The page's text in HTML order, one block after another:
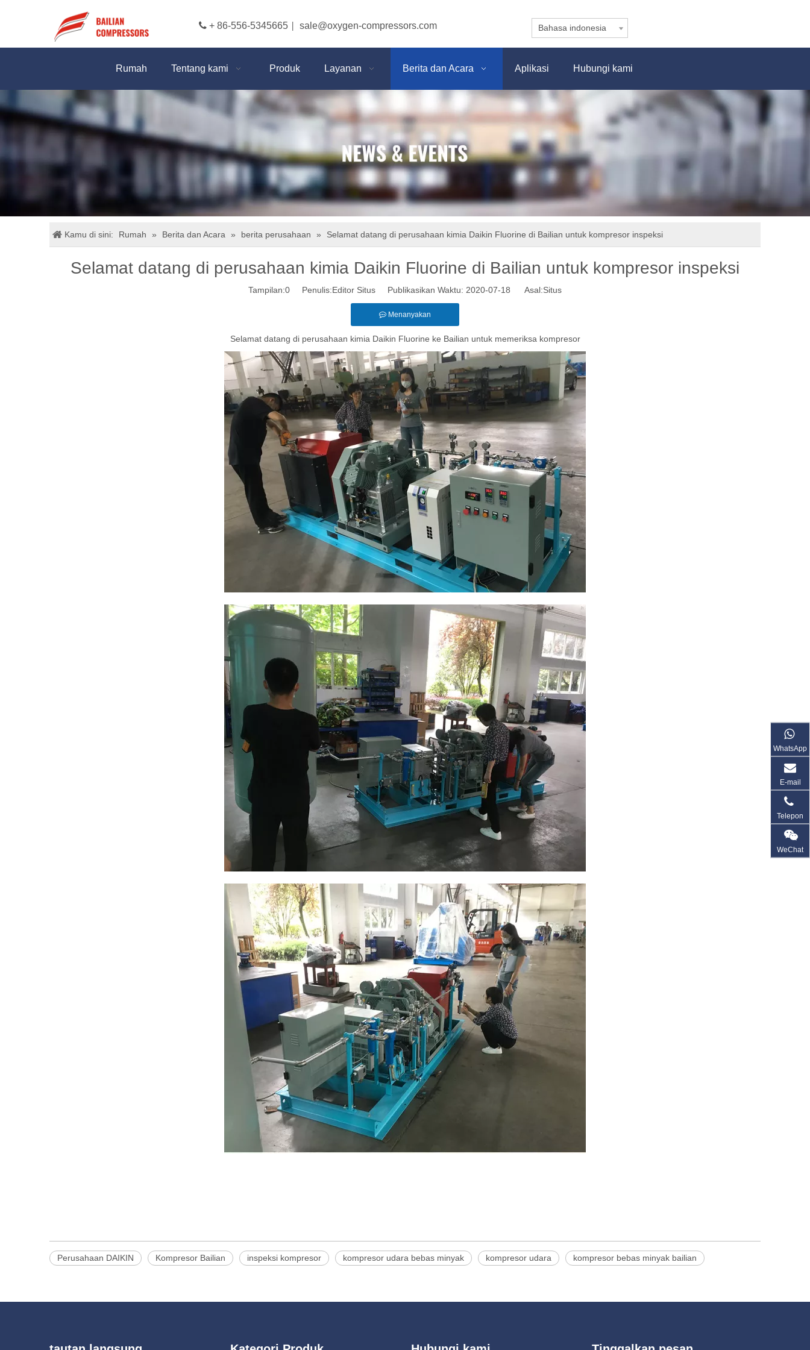
 + 86-556-5345665 sale@oxygen-compressors.com Bahasa indonesia
Rumah Tentang kami Produk Layanan Berita dan Acara Aplikasi Hubungi kami
Kamu di sini: Rumah » Berita dan Acara » berita perusahaan » Selamat datang di perusahaan kimia Daikin Fluorine di Bailian untuk kompresor inspeksi
Selamat datang di perusahaan kimia Daikin Fluorine di Bailian untuk kompresor inspeksi
Tampilan:0 Penulis:Editor Situs Publikasikan Waktu: 2020-07-18 Asal:Situs
Menanyakan
Selamat datang di perusahaan kimia Daikin Fluorine ke Bailian untuk memeriksa kompresor
Perusahaan DAIKIN Kompresor Bailian inspeksi kompresor kompresor udara bebas minyak kompresor udara kompresor bebas minyak bailian
WhatsApp
E-mail
Telepon
WeChat